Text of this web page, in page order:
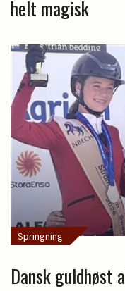
helt magisk
Springning
Dansk guldhøst